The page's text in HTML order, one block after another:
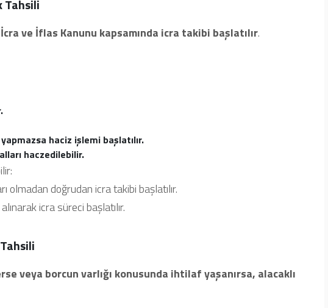
Tahsili
İcra ve İflas Kanunu kapsamında icra takibi başlatılır.
haciz işlemi başlatılır.
haczedilebilir.
olmadan doğrudan icra takibi başlatılır.
icra süreci başlatılır.
veya borcun varlığı konusunda ihtilaf yaşanırsa, alacaklı